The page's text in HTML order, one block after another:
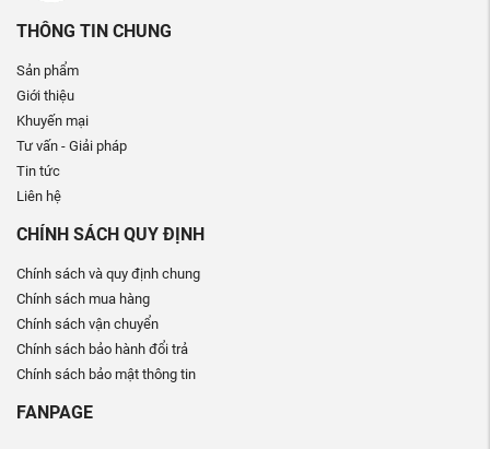
THÔNG TIN CHUNG
Sản phẩm
Giới thiệu
Khuyến mại
Tư vấn - Giải pháp
Tin tức
Liên hệ
CHÍNH SÁCH QUY ĐỊNH
Chính sách và quy định chung
Chính sách mua hàng
Chính sách vận chuyển
Chính sách bảo hành đổi trả
Chính sách bảo mật thông tin
FANPAGE